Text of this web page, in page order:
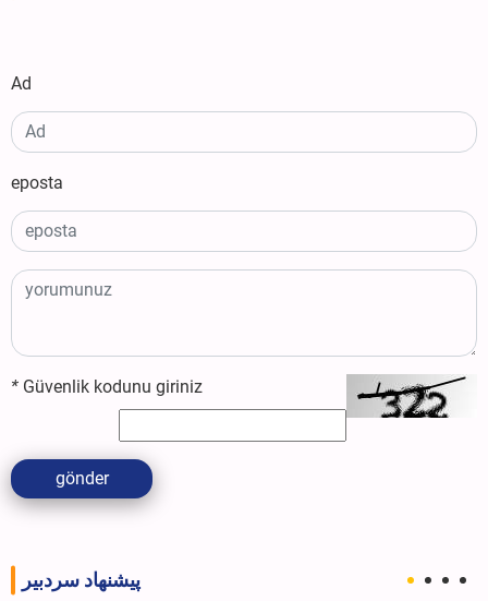
Ad
eposta
* Güvenlik kodunu giriniz
gönder
پیشنهاد سردبیر